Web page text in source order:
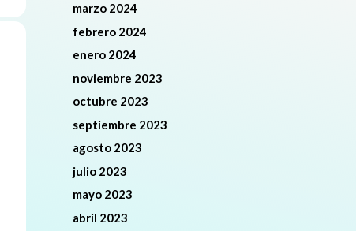
marzo 2024
febrero 2024
enero 2024
noviembre 2023
octubre 2023
septiembre 2023
agosto 2023
julio 2023
mayo 2023
abril 2023